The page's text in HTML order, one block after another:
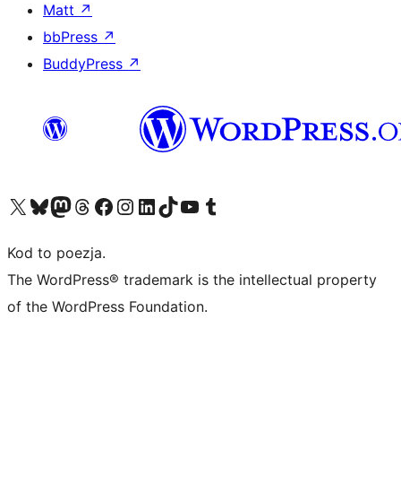
Matt ↗
bbPress ↗
BuddyPress ↗
Odwiedź nasze konto X (dawniej Twitter)
Odwiedź nasze konto Bluesky
Odwiedź nasze konto na Mastodoncie
Odwiedź naszego Threadsa
Odwiedź naszego Facebooka
Odwiedź nasze konto na Instagramie
Odwiedź nasze konto na LinkedIn
Odwiedź naszego TikToka
Odwiedź nasz kanał YouTube
Odwiedź naszego Tumblra
Kod to poezja.
The WordPress® trademark is the intellectual property
of the WordPress Foundation.